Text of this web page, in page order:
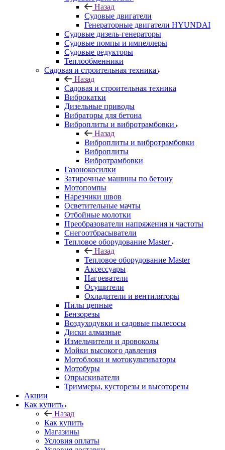
Назад
Судовые двигатели
Генераторные двигатели HYUNDAI
Судовые дизель-генераторы
Судовые помпы и импеллеры
Судовые редукторы
Теплообменники
Садовая и строительная техника
Назад
Садовая и строительная техника
Виброкатки
Дизельные приводы
Вибраторы для бетона
Виброплиты и вибротрамбовки
Назад
Виброплиты и вибротрамбовки
Виброплиты
Вибротрамбовки
Газонокосилки
Затирочные машины по бетону
Мотопомпы
Нарезчики швов
Осветительные мачты
Отбойные молотки
Преобразователи напряжения и частоты
Снегоотбрасыватели
Тепловое оборудование Master
Назад
Тепловое оборудование Master
Аксессуары
Нагреватели
Осушители
Охладители и вентиляторы
Пилы цепные
Бензорезы
Воздуходувки и садовые пылесосы
Диски алмазные
Измельчители и дровоколы
Мойки высокого давления
Мотоблоки и мотокультиваторы
Мотобуры
Опрыскиватели
Триммеры, кусторезы и высоторезы
Акции
Как купить
Назад
Как купить
Магазины
Условия оплаты